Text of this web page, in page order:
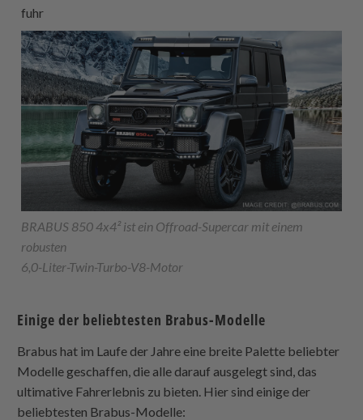
fuhr
BRABUS 850 4x4² ist ein Offroad-Supercar mit einem
robusten
6,0-Liter-Twin-Turbo-V8-Motor
Einige der beliebtesten Brabus-Modelle
Brabus hat im Laufe der Jahre eine breite Palette beliebter
Modelle geschaffen, die alle darauf ausgelegt sind, das
ultimative Fahrerlebnis zu bieten. Hier sind einige der
beliebtesten Brabus-Modelle: